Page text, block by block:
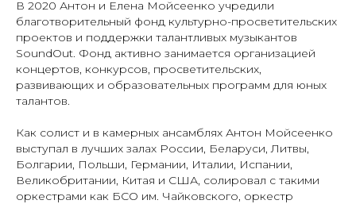
В 2020 Антон и Елена Мойсеенко учредили
благотворительный фонд культурно-просветительских
проектов и поддержки талантливых музыкантов
SoundOut. Фонд активно занимается организацией
концертов, конкурсов, просветительских,
развивающих и образовательных программ для юных
талантов.
Как солист и в камерных ансамблях Антон Мойсеенко
выступал в лучших залах России, Беларуси, Литвы,
Болгарии, Польши, Германии, Италии, Испании,
Великобритании, Китая и США, солировал с такими
оркестрами как БСО им. Чайковского, оркестр